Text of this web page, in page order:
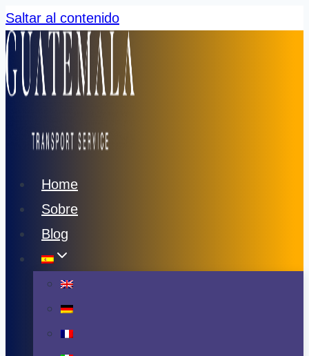
Saltar al contenido
Home
Sobre
Blog